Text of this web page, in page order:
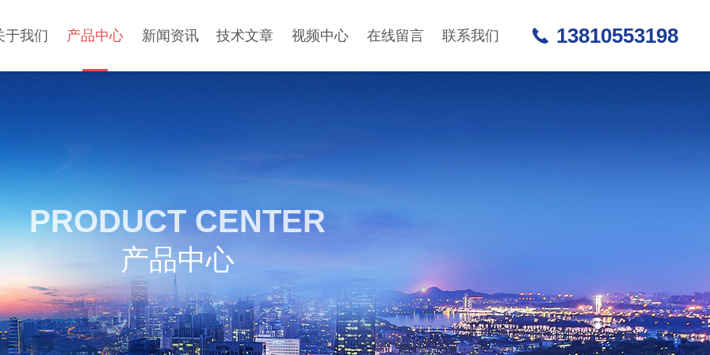
于我们 产品中心 新闻资讯 技术文章 视频中心 在线留言 联系我们 13810553198
PRODUCT CENTER
产品中心